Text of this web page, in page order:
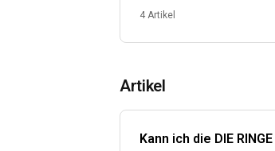
4 Artikel
Artikel
Kann ich die DIE